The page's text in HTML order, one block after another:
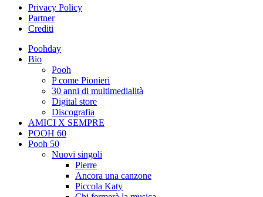
Privacy Policy
Partner
Crediti
Poohday
Bio
Pooh
P come Pionieri
30 anni di multimedialità
Digital store
Discografia
AMICI X SEMPRE
POOH 60
Pooh 50
Nuovi singoli
Pierre
Ancora una canzone
Piccola Katy